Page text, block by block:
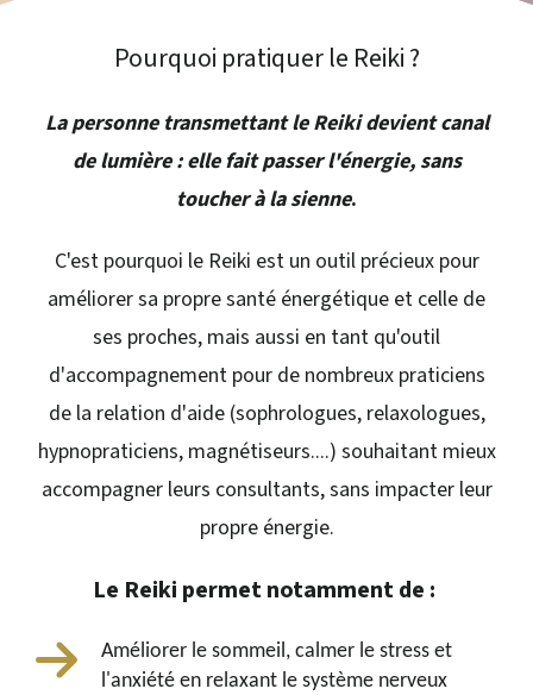
Pourquoi pratiquer le Reiki ?
La personne transmettant le Reiki devient canal
de lumière : elle fait passer l'énergie, sans
toucher à la sienne.
C'est pourquoi le Reiki est un outil précieux pour
améliorer sa propre santé énergétique et celle de
ses proches, mais aussi en tant qu'outil
d'accompagnement pour de nombreux praticiens
de la relation d'aide (sophrologues, relaxologues,
hypnopraticiens, magnétiseurs....) souhaitant mieux
accompagner leurs consultants, sans impacter leur
propre énergie.
Le Reiki permet notamment de :
Améliorer le sommeil, calmer le stress et
l'anxiété en relaxant le système nerveux